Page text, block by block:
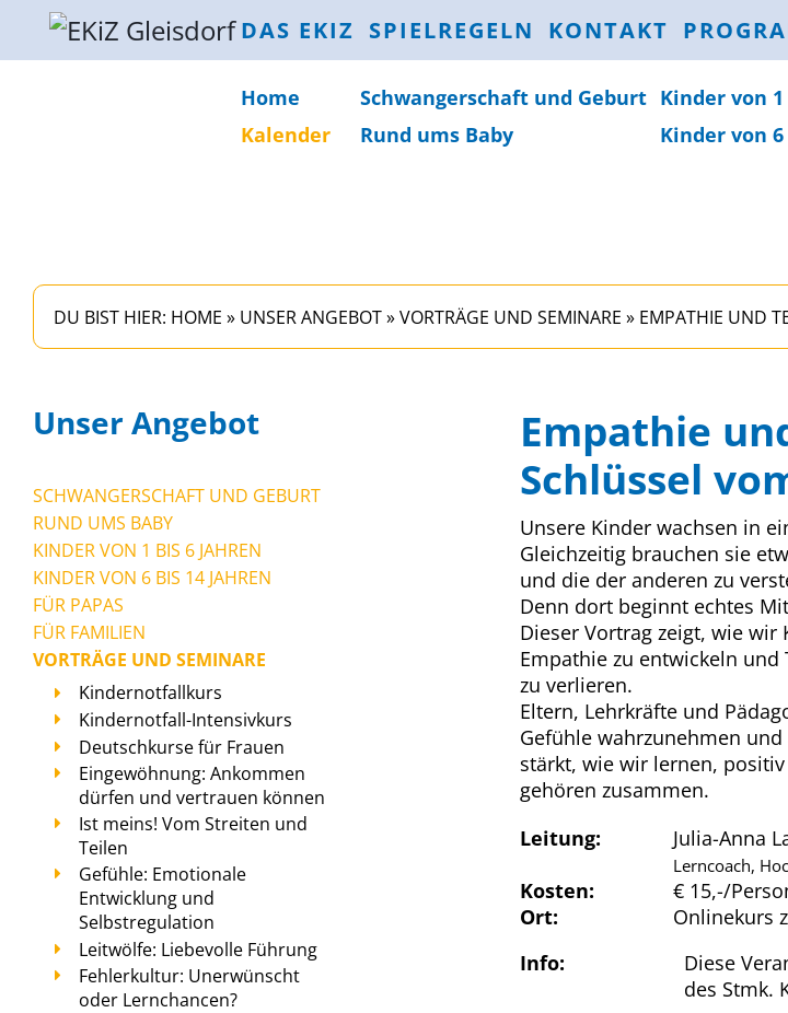
DAS EKIZ SPIELREGELN KONTAKT
Home Schwanger­schaft und Geburt Kinder von 1
Kalender
Rund ums Baby Kinder von 6
DU BIST HIER: HOME » UNSER ANGEBOT»VORTRÄGE UND SEMINARE » EMPATHIE UND
Unser Angebot
SCHWANGERSCHAFT UND GEBURT
RUND UMS BABY
KINDER VON 1 BIS 6 JAHREN
KINDER VON 6 BIS 14 JAHREN
FÜR PAPAS
FÜR FAMILIEN
VORTRÄGE UND SEMINARE
Kindernotfallkurs
Kindernotfall-Intensivkurs
Deutschkurse für Frauen
Eingewöhnung: Ankommen
dürfen und vertrauen können
Ist meins! Vom Streiten und
Teilen
Gefühle: Emotionale
Entwicklung und
Selbstregulation
Leitwölfe: Liebevolle Führung
Fehlerkultur: Unerwünscht
oder Lernchancen?
Empathie
Schlüssel
Unsere Kinder wachsen in
Gleichzeitig brauchen sie
und die der anderen zu
Denn dort beginnt echtes
Dieser Vortrag zeigt, wie
Empathie zu entwickeln
zu verlieren.
Eltern, Lehrkräfte und
Gefühle wahrzunehmen
stärkt, wie wir lernen,
gehören zusammen.
Leitung:
Julia-Anna
Lerncoach,
Kosten:
€ 15,-/
Ort:
Onlinekurs
Info:
Diese
des Stmk.